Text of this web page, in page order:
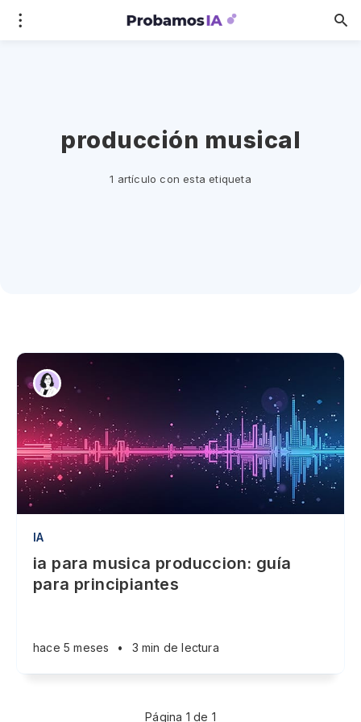
producción musical
1 artículo con esta etiqueta
IA
ia para musica produccion: guía
para principiantes
hace 5 meses • 3 min de lectura
Página 1 de 1